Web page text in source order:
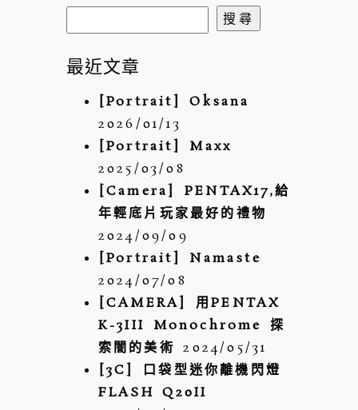
尋
關
字:
最近文章
[Portrait] Oksana
2026/01/13
[Portrait] Maxx
2025/03/08
[Camera] PENTAX17,給
年輕底片玩家最好的禮物
2024/09/09
[Portrait] Namaste
2024/07/08
[CAMERA] 用PENTAX
K-3III Monochrome 探
索闇的美術 2024/05/31
[3C] 口袋型迷你離機閃燈
FLASH Q20II